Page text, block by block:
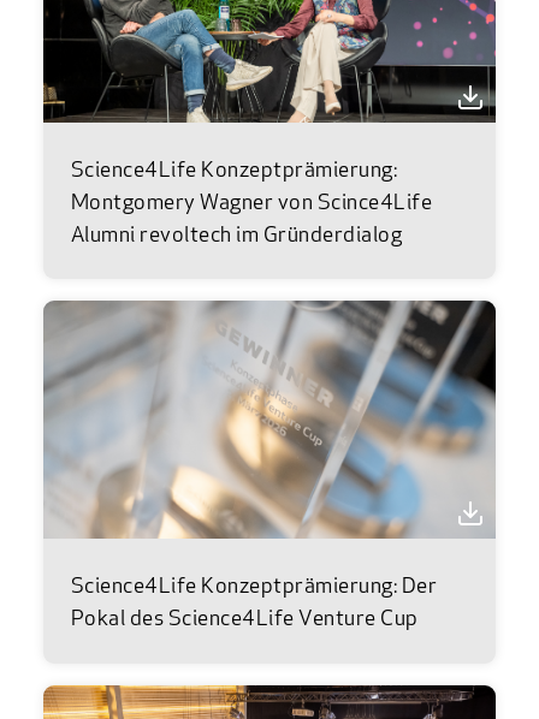
Science4Life Konzeptprämierung:
Montgomery Wagner von Scince4Life
Alumni revoltech im Gründerdialog
Science4Life Konzeptprämierung: Der
Pokal des Science4Life Venture Cup